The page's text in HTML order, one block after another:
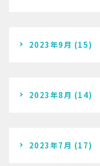
2023年9月 (15)
2023年8月 (14)
2023年7月 (17)